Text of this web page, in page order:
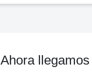
Ahora